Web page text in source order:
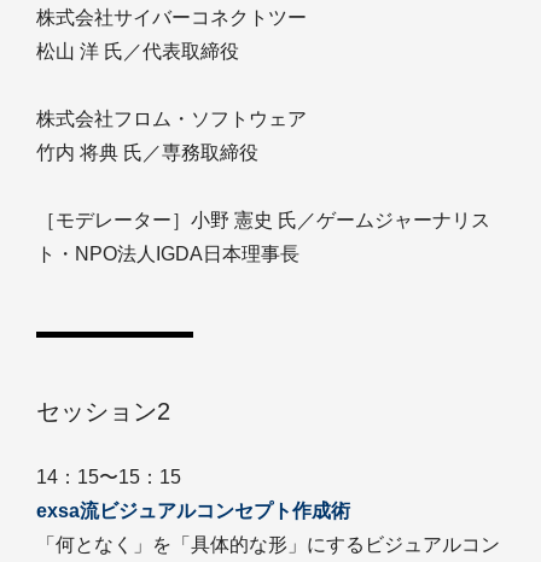
株式会社サイバーコネクトツー
松山 洋 氏／代表取締役
株式会社フロム・ソフトウェア
竹内 将典 氏／専務取締役
［モデレーター］小野 憲史 氏／ゲームジャーナリス
ト・NPO法人IGDA日本理事長
セッション2
14：15〜15：15
exsa流ビジュアルコンセプト作成術
「何となく」を「具体的な形」にするビジュアルコン